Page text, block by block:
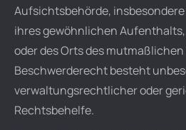
Aufsichtsbehörde,
ihres gewöhnlichen
oder des Orts des mutmaßlichen
Beschwerderecht besteht
verwaltungsrechtlicher oder
Rechtsbehelfe.